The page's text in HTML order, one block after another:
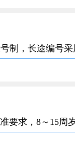
制，长途编号采
要求，8～15周